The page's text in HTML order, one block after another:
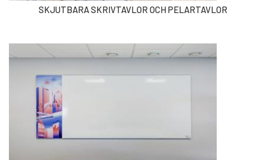
SKJUTBARA SKRIVTAVLOR OCH PELARTAVLOR